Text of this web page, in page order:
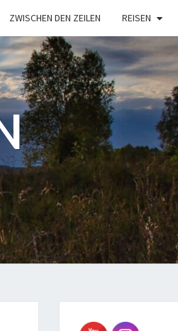
ZWISCHEN DEN ZEILEN REISEN